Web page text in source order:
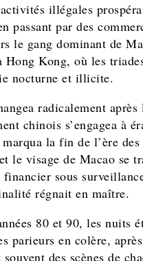
illégales
passant par des
le gang dominant de
Hong Kong, où les
nocturne et illicite.
radicalement
chinois s’engagea à
la fin de l’ère
le visage de Macao se
sous
régnait en maître.
80 et 90, les nuits
parieurs en colère,
des scènes de